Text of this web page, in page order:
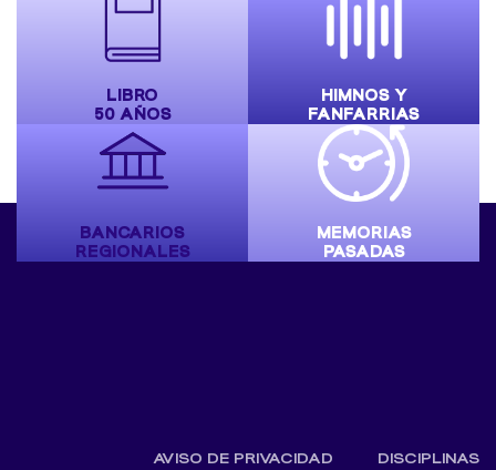
LIBRO
50 AÑOS
HIMNOS Y
FANFARRIAS
BANCARIOS
REGIONALES
MEMORIAS
PASADAS
AVISO DE PRIVACIDAD
DISCIPLINAS